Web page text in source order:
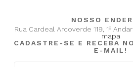
NOSSO
Rua Cardeal Arcoverde 119, 1º
mapa
CADASTRE-SE E RECEBA
E-MAIL!